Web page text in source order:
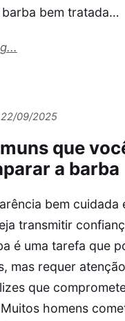
barba bem tratada…
22/09/2025
que
a barba
bem cuidada
transmitir
é uma tarefa que
mas requer
que
homens